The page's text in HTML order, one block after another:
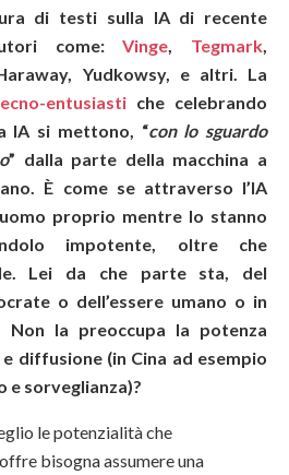
di testi sulla IA di recente
come:Vinge Tegmark
Yudkowsy, e altri. La
entusiastiche celebrando
IA si mettono, “con lo sguardo
” dalla parte della macchina a
È come se attraverso l’IA
proprio mentre lo stanno
impotente, oltre che
Lei da che parte sta, del
o dell’essere umano o in
Non la preoccupa la potenza
e diffusione (in Cina ad esempio
e sorveglianza)?
le potenzialità che
bisogna assumere una